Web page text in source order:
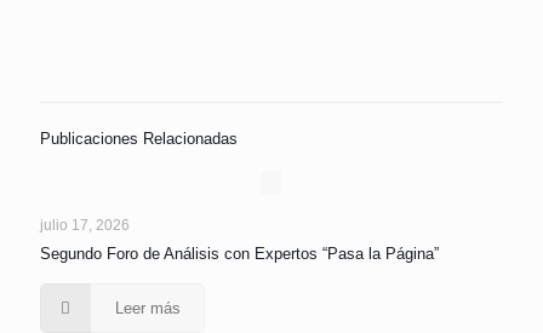
Publicaciones Relacionadas
julio 17, 2026
Segundo Foro de Análisis con Expertos “Pasa la Página”
Leer más